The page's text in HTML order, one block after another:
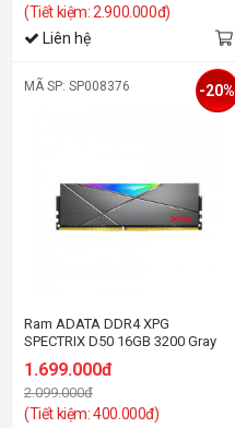
(Tiết kiệm: 2.900.000đ)
Liên hệ
MÃ SP: SP008376
Ram ADATA DDR4 XPG
SPECTRIX D50 16GB 3200 Gray
1.699.000đ
2.099.000đ
(Tiết kiệm: 400.000đ)
-20%